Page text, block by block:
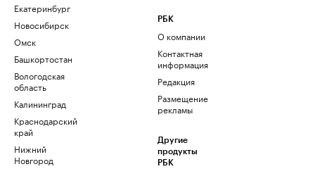
Екатеринбург
Новосибирск
Омск
Башкортостан
Вологодская
область
Калининград
Краснодарский
край
Нижний
Новгород
РБК
О компании
Контактная
информация
Редакция
Размещение
рекламы
Другие
продукты
РБК